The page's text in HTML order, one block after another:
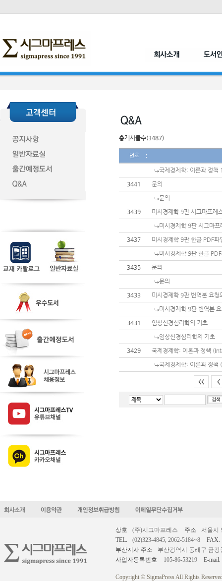
총게시물수(3487)
번호
국제경제학: 이론과 정책
3441
문의
문의
3439
미시경제학 9판 시그마프
미시경제학 9판 시그마
3437
미시경제학 9판 한글 PDF
미시경제학 9판 한글
3435
문의
문의
3433
미시경제학 9판 번역본 요청
미시경제학 9판 번역본
3431
임상신경심리학의 기초
임상신경심리학의 기초
3429
국제경제학: 이론과 정책
국제경제학: 이론과 정
<< <
상호 (주)시그마프레스 주소
서울시
TEL.
(02)323-4845, 2062-5184~8
FAX.
부산지사 주소
부산광역시 동래구 금강
사업자등록번호
105-86-53219 E-mail.
Copyright © SigmaPress All Rights